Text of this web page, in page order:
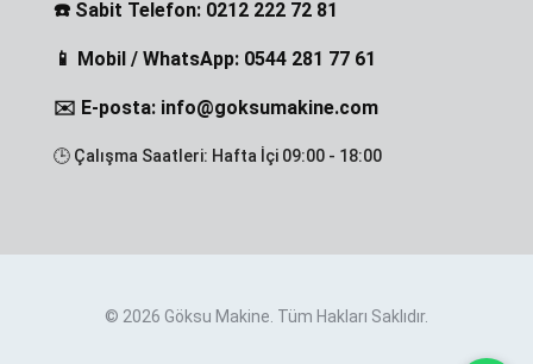
☎️ Sabit Telefon: 0212 222 72 81
📱 Mobil / WhatsApp: 0544 281 77 61
✉️ E-posta: info@goksumakine.com
🕒 Çalışma Saatleri: Hafta İçi 09:00 - 18:00